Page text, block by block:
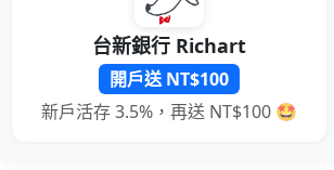
台新銀行 Richart
開戶送 NT$100
新戶活存 3.5%，再送 NT$100 🤩